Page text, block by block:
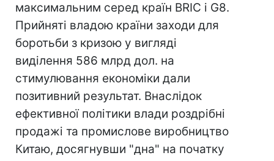
максимальним серед країн BRIC і G8.
Прийняті владою країни заходи для
боротьби з кризою у вигляді
виділення 586 млрд дол. на
стимулювання економіки дали
позитивний результат. Внаслідок
ефективної політики влади роздрібні
продажі та промислове виробництво
Китаю, досягнувши "дна" на початку